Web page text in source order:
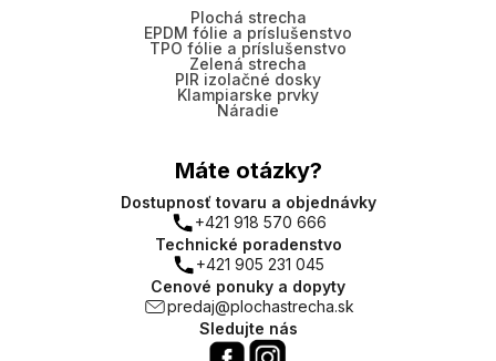
Plochá strecha
EPDM fólie a príslušenstvo
TPO fólie a príslušenstvo
Zelená strecha
PIR izolačné dosky
Klampiarske prvky
Náradie
Máte otázky?
Dostupnosť tovaru a objednávky
+421 918 570 666
Technické poradenstvo
+421 905 231 045
Cenové ponuky a dopyty
predaj@plochastrecha.sk
Sledujte nás